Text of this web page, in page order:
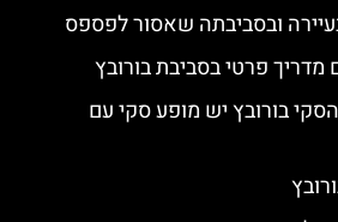
ובסביבתה שאסור לפספס
מדריך פרטי בסביבת בורובץ
בורובץ יש מופע סקי עם